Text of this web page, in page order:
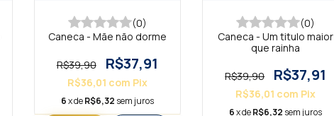
(0)
Caneca - Mãe não dorme
R$39,90 R$37,91
R$36,01 com Pix
6x deR$6,32 sem juros
(0)
Caneca - Um titulo maior
que rainha
R$39,90 R$37,91
R$36,01 com Pix
6x deR$6,32 sem juros